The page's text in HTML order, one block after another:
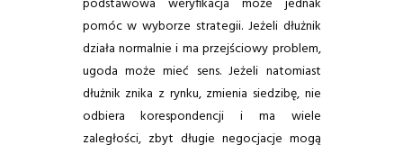
pomóc w wyborze strategii. Jeżeli dłużnik
działa normalnie i ma przejściowy problem,
ugoda może mieć sens. Jeżeli natomiast
dłużnik znika z rynku, zmienia siedzibę, nie
odbiera korespondencji i ma wiele
zaległości, zbyt długie negocjacje mogą